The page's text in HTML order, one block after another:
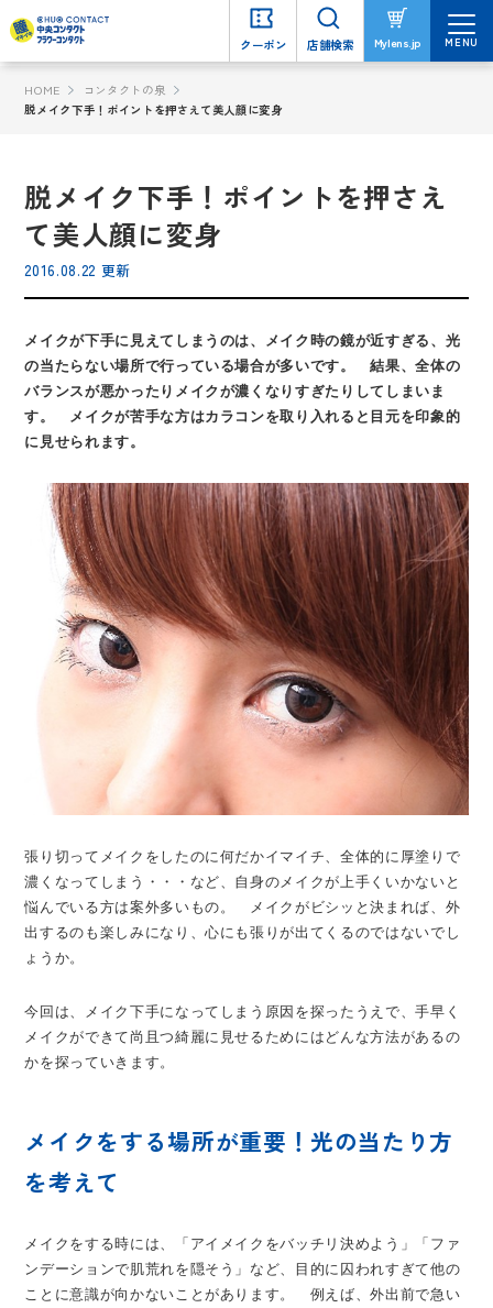
クーポン 店舗検索 Mylens.jp MENU
HOME
コンタクトの泉
脱メイク下手！ポイントを押さえて美人顔に変身
脱メイク下手！ポイントを押さえ
て美人顔に変身
2016.08.22 更新
メイクが下手に見えてしまうのは、メイク時の鏡が近すぎる、光
の当たらない場所で行っている場合が多いです。 結果、全体の
バランスが悪かったりメイクが濃くなりすぎたりしてしまいま
す。 メイクが苦手な方はカラコンを取り入れると目元を印象的
に見せられます。
張り切ってメイクをしたのに何だかイマイチ、全体的に厚塗りで
濃くなってしまう・・・など、自身のメイクが上手くいかないと
悩んでいる方は案外多いもの。 メイクがビシッと決まれば、外
出するのも楽しみになり、心にも張りが出てくるのではないでし
ょうか。
今回は、メイク下手になってしまう原因を探ったうえで、手早く
メイクができて尚且つ綺麗に見せるためにはどんな方法があるの
かを探っていきます。
メイクをする場所が重要！光の当たり方
を考えて
メイクをする時には、「アイメイクをバッチリ決めよう」「ファ
ンデーションで肌荒れを隠そう」など、目的に囚われすぎて他の
ことに意識が向かないことがあります。 例えば、外出前で急い
クーポン 店舗検索 Mylens.jp MENU